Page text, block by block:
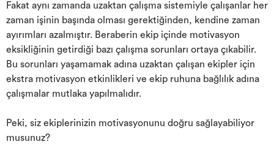
Fakat aynı zamanda uzaktan çalışma sistemiyle çalışanlar her
zaman işinin başında olması gerektiğinden, kendine zaman
ayırımları azalmıştır. Beraberin ekip içinde motivasyon
eksikliğinin getirdiği bazı çalışma sorunları ortaya çıkabilir.
Bu sorunları yaşamamak adına uzaktan çalışan ekipler için
ekstra motivasyon etkinlikleri ve ekip ruhuna bağlılık adına
çalışmalar mutlaka yapılmalıdır.
Peki, siz ekiplerinizin motivasyonunu doğru sağlayabiliyor
musunuz?